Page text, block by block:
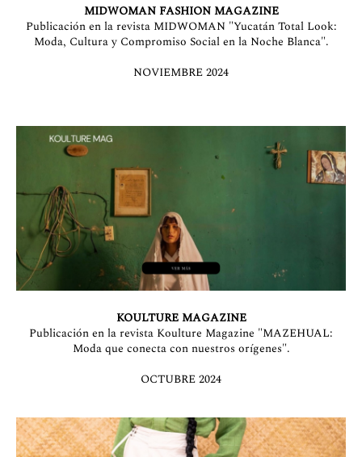
MIDWOMAN FASHION MAGAZINE
Publicación en la revista MIDWOMAN "Yucatán Total Look:
Moda, Cultura y Compromiso Social en la Noche Blanca".
NOVIEMBRE 2024
KOULTURE MAGAZINE
Publicación en la revista Koulture Magazine "MAZEHUAL:
Moda que conecta con nuestros orígenes".
OCTUBRE 2024